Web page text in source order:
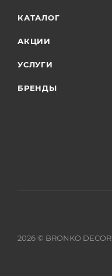
КАТАЛОГ
АКЦИИ
УСЛУГИ
БРЕНДЫ
2026 © BRONKO DECOR